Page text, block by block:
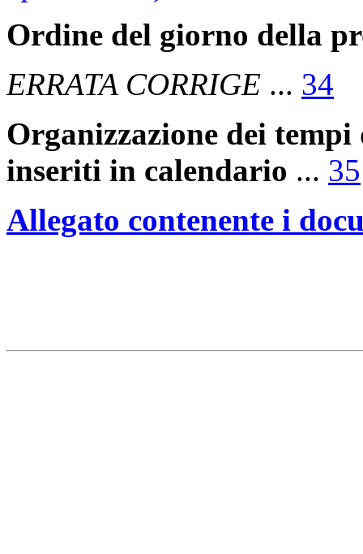
Ordine del giorno della
ERRATA CORRIGE ... 34
Organizzazione dei
inseriti in calendario ... 35
Allegato contenente i